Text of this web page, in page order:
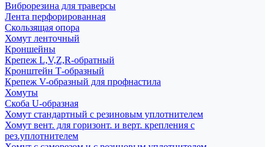
Виброрезина для траверсы
Лента перфорированная
Скользящая опора
Хомут ленточный
Кроншейны
Крепеж L,V,Z,R-обратный
Кронштейн Т-образный
Крепеж V-образный для профнастила
Хомуты
Скоба U-образная
Хомут стандартный с резиновым уплотнителем
Хомут вент. для горизонт. и верт. крепления с
рез.уплотнителем